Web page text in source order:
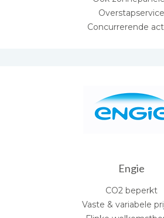
Overstapservice
Concurrerende
Engie
CO2 beperkt
Vaste & variabele